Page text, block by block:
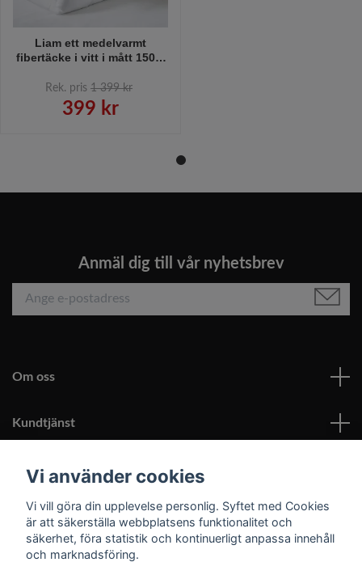
Liam ett medelvarmt
fibertäcke i vitt i mått 150 x
Rek. pris 1 399 kr
399 kr
Anmäl dig till vår nyhetsbrev
Om oss
Kundtjänst
Läs mer
Sociala medier
Vi använder cookies
Vi vill göra din upplevelse personlig. Syftet med Cookies
är att säkerställa webbplatsens funktionalitet och
säkerhet, föra statistik och kontinuerligt anpassa innehåll
och marknadsföring.